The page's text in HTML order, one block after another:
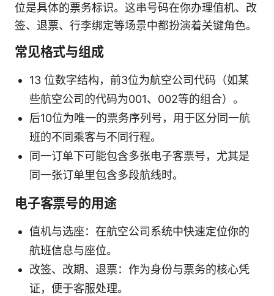
位是具体的票务标识。这串号码在你办理值机、改
签、退票、行李绑定等场景中都扮演着关键角色。
常见格式与组成
13 位数字结构，前3位为航空公司代码（如某
些航空公司的代码为001、002等的组合）。
后10位为唯一的票务序列号，用于区分同一航
班的不同乘客与不同行程。
同一订单下可能包含多张电子客票号，尤其是
同一张订单里包含多段航线时。
电子客票号的用途
值机与选座：在航空公司系统中快速定位你的
航班信息与座位。
改签、改期、退票：作为身份与票务的核心凭
证，便于客服处理。